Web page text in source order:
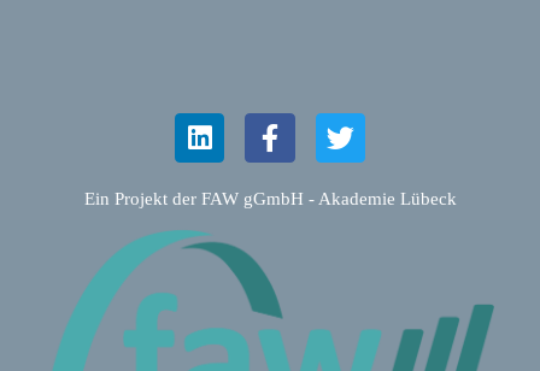
Ein Projekt der FAW gGmbH - Akademie Lübeck